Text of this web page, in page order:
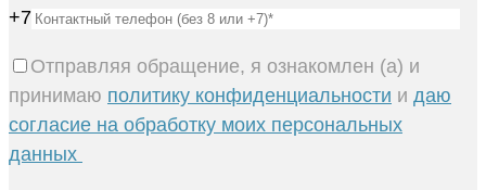
+7
Отправляя обращение, я ознакомлен (а) и
принимаю политику конфиденциальности и даю
согласие на обработку моих персональных
данных